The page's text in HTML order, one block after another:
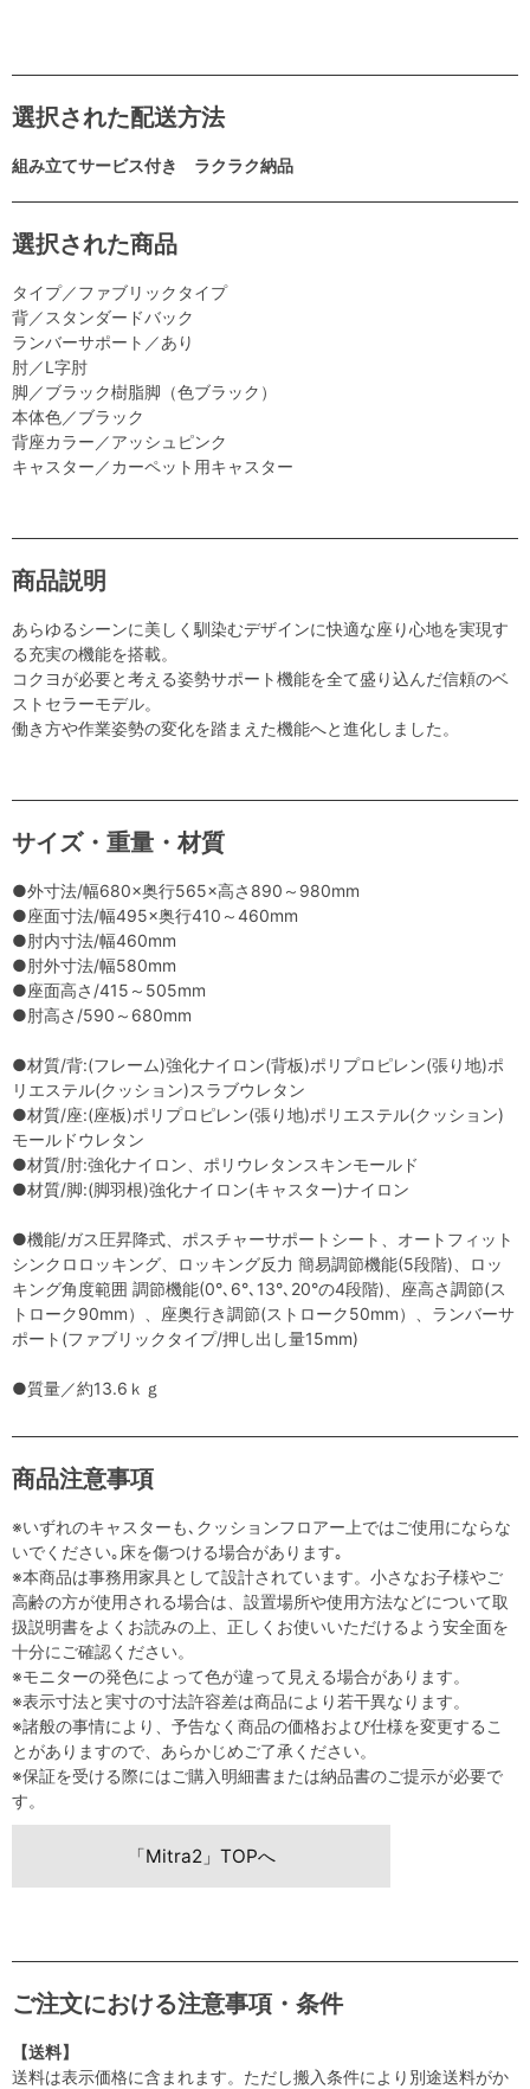
選択された配送方法
組み立てサービス付き ラクラク納品
選択された商品
タイプ／ファブリックタイプ
背／スタンダードバック
ランバーサポート／あり
肘／L字肘
脚／ブラック樹脂脚（色ブラック）
本体色／ブラック
背座カラー／アッシュピンク
キャスター／カーペット用キャスター
商品説明
あらゆるシーンに美しく馴染むデザインに快適な座り心地を実現す
る充実の機能を搭載。
コクヨが必要と考える姿勢サポート機能を全て盛り込んだ信頼のベ
ストセラーモデル。
働き方や作業姿勢の変化を踏まえた機能へと進化しました。
サイズ・重量・材質
●外寸法/幅680×奥行565×高さ890～980mm
●座面寸法/幅495×奥行410～460mm
●肘内寸法/幅460mm
●肘外寸法/幅580mm
●座面高さ/415～505mm
●肘高さ/590～680mm
●材質/背:(フレーム)強化ナイロン(背板)ポリプロピレン(張り地)ポ
リエステル(クッション)スラブウレタン
●材質/座:(座板)ポリプロピレン(張り地)ポリエステル(クッション)
モールドウレタン
●材質/肘:強化ナイロン、ポリウレタンスキンモールド
●材質/脚:(脚羽根)強化ナイロン(キャスター)ナイロン
●機能/ガス圧昇降式、ポスチャーサポートシート、オートフィット
シンクロロッキング、ロッキング反力 簡易調節機能(5段階)、ロッ
キング角度範囲 調節機能(0°､6°､13°､20°の4段階)、座高さ調節(ス
トローク90mm）、座奥行き調節(ストローク50mm）、ランバーサ
ポート(ファブリックタイプ/押し出し量15mm)
●質量／約13.6ｋｇ
商品注意事項
※いずれのキャスターも､クッションフロアー上ではご使用にならな
いでください｡床を傷つける場合があります｡
※本商品は事務用家具として設計されています。小さなお子様やご
高齢の方が使用される場合は、設置場所や使用方法などについて取
扱説明書をよくお読みの上、正しくお使いいただけるよう安全面を
十分にご確認ください。
※モニターの発色によって色が違って見える場合があります。
※表示寸法と実寸の寸法許容差は商品により若干異なります。
※諸般の事情により、予告なく商品の価格および仕様を変更するこ
とがありますので、あらかじめご了承ください。
※保証を受ける際にはご購入明細書または納品書のご提示が必要で
す。
「Mitra2」TOPへ
ご注文における注意事項・条件
【送料】
送料は表示価格に含まれます。ただし搬入条件により別途送料がか